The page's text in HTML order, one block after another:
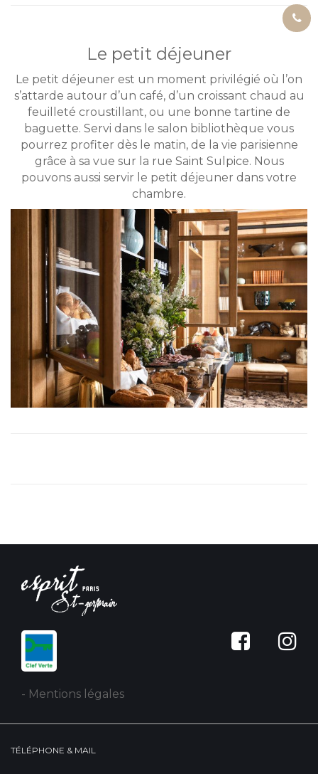
Le petit déjeuner
Le petit déjeuner est un moment privilégié où l’on
s’attarde autour d’un café, d’un croissant chaud au
feuilleté croustillant, ou une bonne tartine de
baguette. Servi dans le salon bibliothèque vous
pourrez profiter dès le matin, de la vie parisienne
grâce à sa vue sur la rue Saint Sulpice. Nous
pouvons aussi servir le petit déjeuner dans votre
chambre.
- Mentions légales
TÉLÉPHONE & MAIL